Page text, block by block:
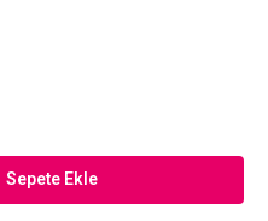
Sepete Ekle